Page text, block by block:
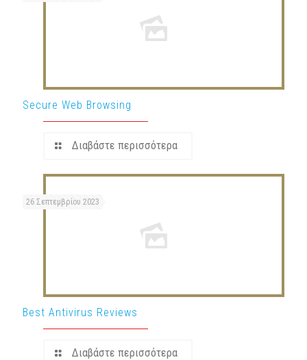
Secure Web Browsing
Διαβάστε περισσότερα
26 Σεπτεμβρίου 2023
Best Antivirus Reviews
Διαβάστε περισσότερα